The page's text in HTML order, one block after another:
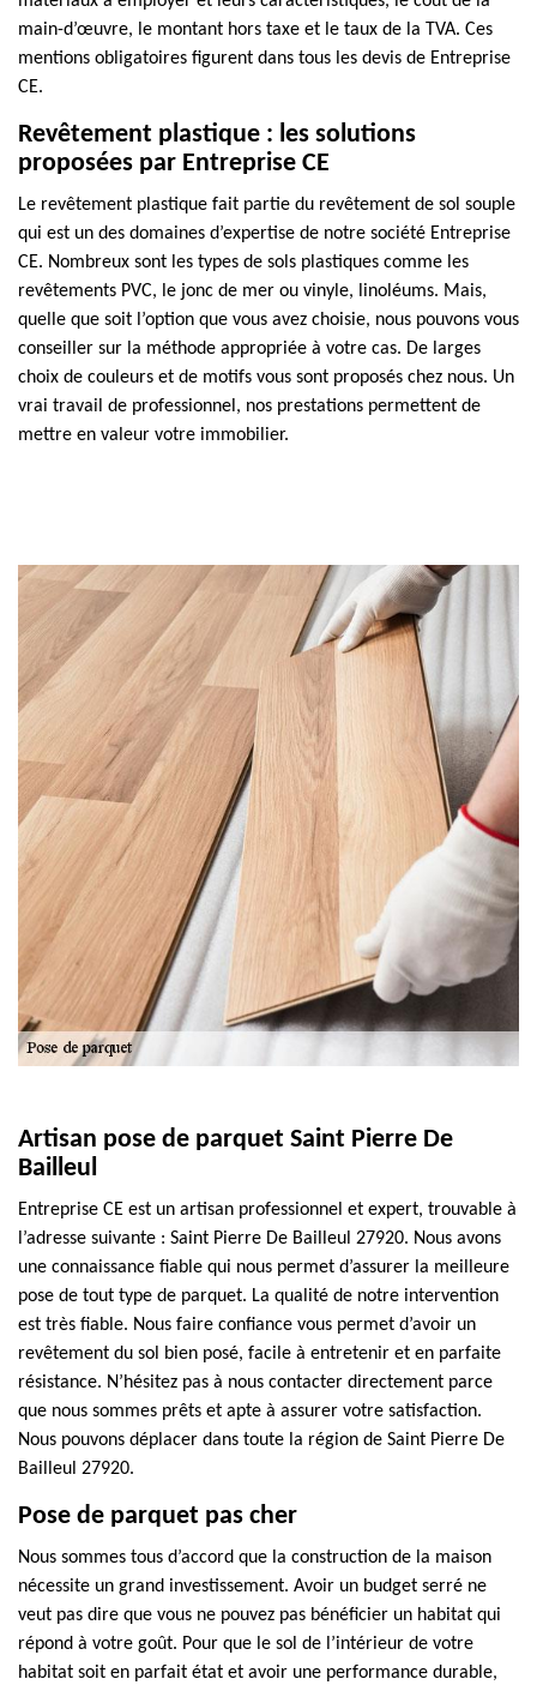
main-d’œuvre, le montant hors taxe et le taux de la TVA. Ces
mentions obligatoires figurent dans tous les devis de Entreprise
CE.
Revêtement plastique : les solutions
proposées par Entreprise CE
Le revêtement plastique fait partie du revêtement de sol souple
qui est un des domaines d’expertise de notre société Entreprise
CE. Nombreux sont les types de sols plastiques comme les
revêtements PVC, le jonc de mer ou vinyle, linoléums. Mais,
quelle que soit l’option que vous avez choisie, nous pouvons vous
conseiller sur la méthode appropriée à votre cas. De larges
choix de couleurs et de motifs vous sont proposés chez nous. Un
vrai travail de professionnel, nos prestations permettent de
mettre en valeur votre immobilier.
Artisan pose de parquet Saint Pierre De
Bailleul
Entreprise CE est un artisan professionnel et expert, trouvable à
l’adresse suivante : Saint Pierre De Bailleul 27920. Nous avons
une connaissance fiable qui nous permet d’assurer la meilleure
pose de tout type de parquet. La qualité de notre intervention
est très fiable. Nous faire confiance vous permet d’avoir un
revêtement du sol bien posé, facile à entretenir et en parfaite
résistance. N’hésitez pas à nous contacter directement parce
que nous sommes prêts et apte à assurer votre satisfaction.
Nous pouvons déplacer dans toute la région de Saint Pierre De
Bailleul 27920.
Pose de parquet pas cher
Nous sommes tous d’accord que la construction de la maison
nécessite un grand investissement. Avoir un budget serré ne
veut pas dire que vous ne pouvez pas bénéficier un habitat qui
répond à votre goût. Pour que le sol de l’intérieur de votre
habitat soit en parfait état et avoir une performance durable,